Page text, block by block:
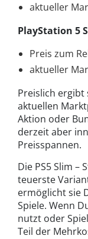
aktueller
PlayStation 5
Preis zum
aktueller
Preislich ergibt
aktuellen
Aktion oder
derzeit aber
Preisspannen.
Die PS5 Slim –
teuerste
ermöglicht sie
Spiele. Wenn
nutzt oder
Teil der